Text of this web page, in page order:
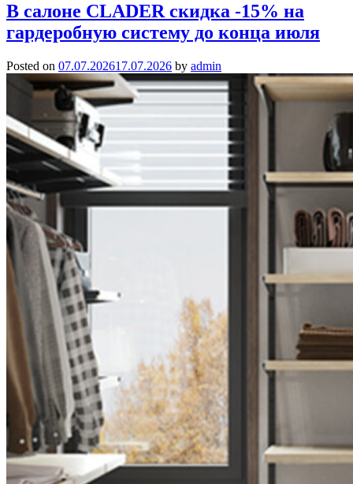
В салоне CLADER скидка -15% на
гардеробную систему до конца июля
Posted on 07.07.202617.07.2026 by admin